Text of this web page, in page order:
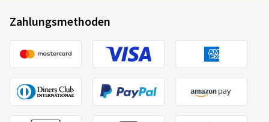
Zahlungsmethoden